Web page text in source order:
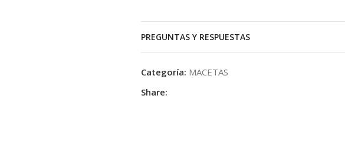
PREGUNTAS Y RESPUESTAS
Categoría: MACETAS
Share: